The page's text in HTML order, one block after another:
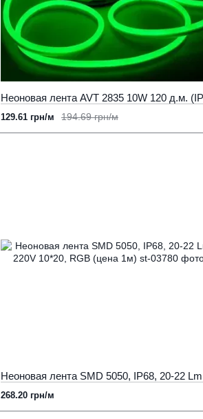
194.69 грн/м
129.61 грн/м
268.20 грн/м